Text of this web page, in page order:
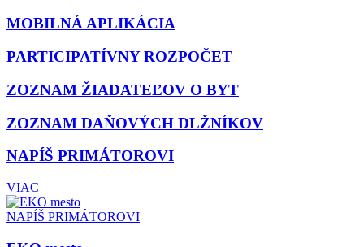
MOBILNÁ APLIKÁCIA
PARTICIPATÍVNY ROZPOČET
ZOZNAM ŽIADATEĽOV O BYT
ZOZNAM DAŇOVÝCH DLŽNÍKOV
NAPÍŠ PRIMÁTOROVI
VIAC
NAPÍŠ PRIMÁTOROVI